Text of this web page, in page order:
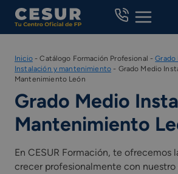
Skip
content
Inicio-Catálogo Formación Profesional -Grado
Instalación y mantenimiento - Grado Medio
Mantenimiento León
Grado Medio
Mantenimiento
En CESUR Formación, te ofrecemos
crecer profesionalmente con nuestro